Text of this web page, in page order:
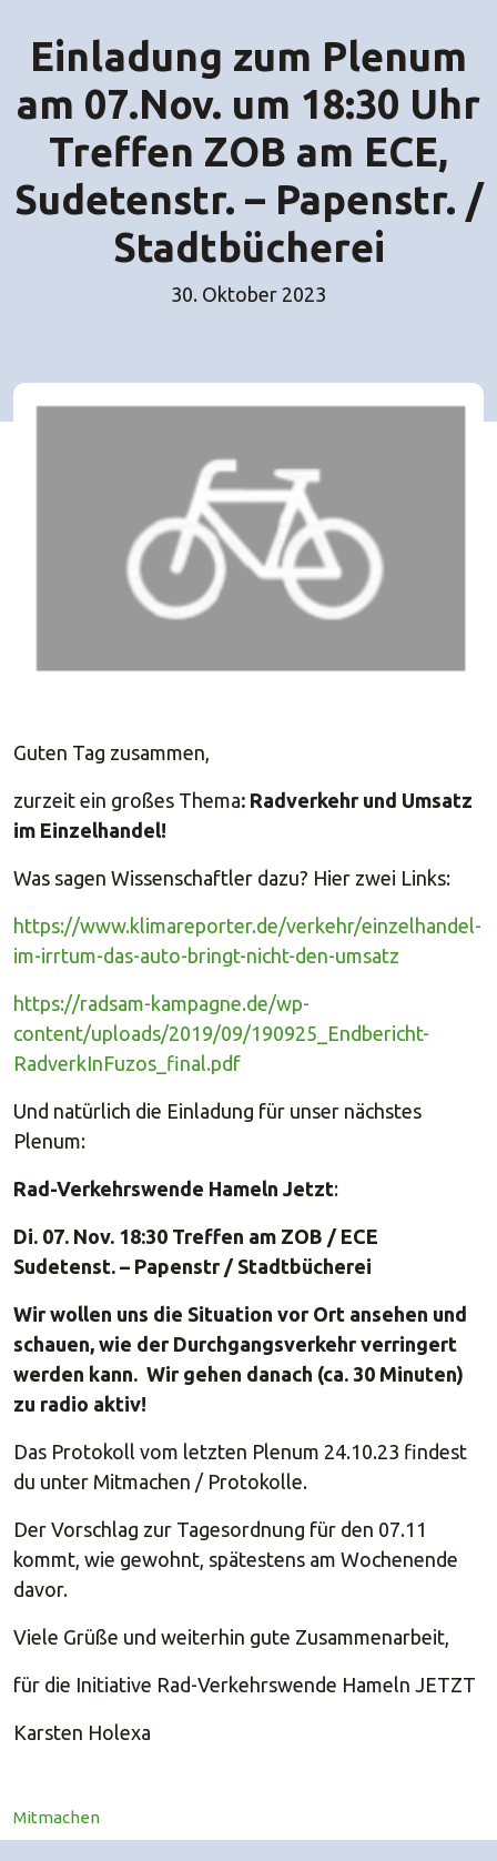
Einladung zum Plenum
am 07.Nov. um 18:30 Uhr
Treffen ZOB am ECE,
Sudetenstr. – Papenstr. /
Stadtbücherei
30. Oktober 2023
Guten Tag zusammen,
zurzeit ein großes Thema: Radverkehr und Umsatz
im Einzelhandel!
Was sagen Wissenschaftler dazu? Hier zwei Links:
https://www.klimareporter.de/verkehr/einzelhandel-
im-irrtum-das-auto-bringt-nicht-den-umsatz
https://radsam-kampagne.de/wp-
content/uploads/2019/09/190925_Endbericht-
RadverkInFuzos_final.pdf
Und natürlich die Einladung für unser nächstes
Plenum:
Rad-Verkehrswende Hameln Jetzt:
Di. 07. Nov. 18:30 Treffen am ZOB / ECE
Sudetenst. – Papenstr / Stadtbücherei
Wir wollen uns die Situation vor Ort ansehen und
schauen, wie der Durchgangsverkehr verringert
werden kann. Wir gehen danach (ca. 30 Minuten)
zu radio aktiv!
Das Protokoll vom letzten Plenum 24.10.23 findest
du unter Mitmachen / Protokolle.
Der Vorschlag zur Tagesordnung für den 07.11
kommt, wie gewohnt, spätestens am Wochenende
davor.
Viele Grüße und weiterhin gute Zusammenarbeit,
für die Initiative Rad-Verkehrswende Hameln JETZT
Karsten Holexa
Mitmachen